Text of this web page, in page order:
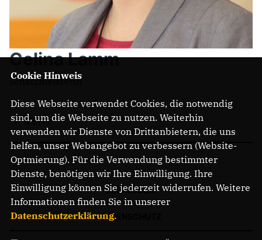
Celina Lamm
Schatzmeisterin
MEHR
IMPRESSUM
DATENSCHUTZ
Cookie Hinweis
Diese Webseite verwendet Cookies, die notwendig
sind, um die Webseite zu nutzen. Weiterhin
verwenden wir Dienste von Drittanbietern, die uns
helfen, unser Webangebot zu verbessern (Website-
Optmierung). Für die Verwendung bestimmter
Dienste, benötigen wir Ihre Einwilligung. Ihre
Einwilligung können Sie jederzeit widerrufen. Weitere
Informationen finden Sie in unserer
Datenschutzerklärung.